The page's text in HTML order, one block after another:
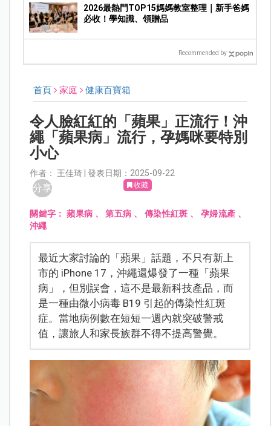
2026最熱門TOP15媽媽教室整理｜新手爸媽
必收！學知識、領贈品
Recommended by
首頁 家庭 健康百寶箱
令人臉紅紅的「蘋果」正流行！沖
繩「蘋果病」流行，孕媽咪要特別
小心
作者： 王佳琦 | 發表日期：2025-09-22
分享 收藏
關鍵字：蘋果病 、第五病 、 傳染性紅斑 、 孕婦流產 、
沖繩
最近大家討論的「蘋果」話題，不只有新上
市的 iPhone 17，沖繩還爆發了一種「蘋果
病」，但別誤會，這不是最新科技產品，而
是一種由微小病毒 B19 引起的傳染性紅斑
症。當地病例數在短短一週內就突破警戒
值，讓旅人和家長族群不得不提高警覺。